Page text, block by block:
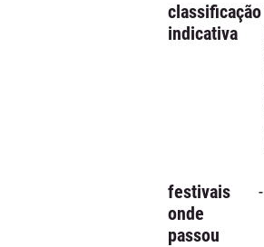
classificação
indicativa
festivais
onde
passou
-